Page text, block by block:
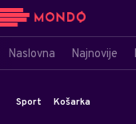
Naslovna Najnovije
Sport Košarka